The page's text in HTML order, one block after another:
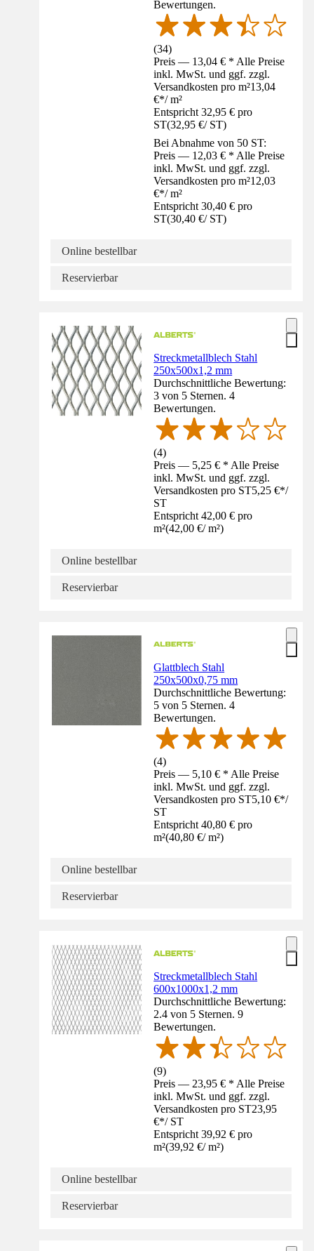
Bewertungen.
(34)
Preis — 13,04 € * Alle Preise
inkl. MwSt. und ggf. zzgl.
Versandkosten pro m²13,04
€*/ m²
Entspricht 32,95 € pro
ST(32,95 €/ ST)
Bei Abnahme von 50 ST:
Preis — 12,03 € * Alle Preise
inkl. MwSt. und ggf. zzgl.
Versandkosten pro m²12,03
€*/ m²
Entspricht 30,40 € pro
ST(30,40 €/ ST)
Online bestellbar
Reservierbar
Streckmetallblech Stahl
250x500x1,2 mm
Durchschnittliche Bewertung:
3 von 5 Sternen. 4
Bewertungen.
(4)
Preis — 5,25 € * Alle Preise
inkl. MwSt. und ggf. zzgl.
Versandkosten pro ST5,25 €*/
ST
Entspricht 42,00 € pro
m²(42,00 €/ m²)
Online bestellbar
Reservierbar
Glattblech Stahl
250x500x0,75 mm
Durchschnittliche Bewertung:
5 von 5 Sternen. 4
Bewertungen.
(4)
Preis — 5,10 € * Alle Preise
inkl. MwSt. und ggf. zzgl.
Versandkosten pro ST5,10 €*/
ST
Entspricht 40,80 € pro
m²(40,80 €/ m²)
Online bestellbar
Reservierbar
Streckmetallblech Stahl
600x1000x1,2 mm
Durchschnittliche Bewertung:
2.4 von 5 Sternen. 9
Bewertungen.
(9)
Preis — 23,95 € * Alle Preise
inkl. MwSt. und ggf. zzgl.
Versandkosten pro ST23,95
€*/ ST
Entspricht 39,92 € pro
m²(39,92 €/ m²)
Online bestellbar
Reservierbar